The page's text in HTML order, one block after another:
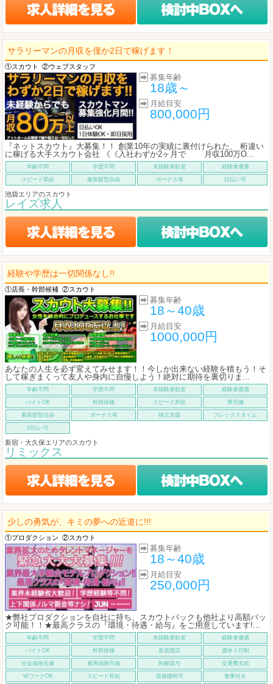
サラリーマンの月収を僅か2日で稼げます！
①スカウト ②ウェブスタッフ
募集年齢
18歳～
月給目安
800,000円
『ネットスカウト』大募集！！ 創業10年の実績に裏付けられた、 桁違い
に稼げる大手スカウト会社 《《入社わずか2ヶ月で 月収100万O...
年齢不問 学歴不問 未経験者歓迎 経験者優遇
スピード昇給 服装髪型自由 ボーナス有 日払い可
池袋エリアのスカウト
レイズ求人
経験や学歴は一切関係なし!!
①店長・幹部候補 ②スカウト
募集年齢
18～40歳
月給目安
1000,000円
あなたの人生を必ず変えてみせます！！今しか出来ない経験を積もう！そ
して稼ぎまくって友人や身内に自慢しよう！絶対に期待を裏切りま...
年齢不問 学歴不問 未経験者歓迎 経験者優遇
バイトOK 幹部候補 スピード昇給 寮完備
服装髪型自由 ボーナス有 独立支援 フレックスタイム
日払い可
新宿・大久保エリアのスカウト
リミックス
少しの勇気が、キミの夢への近道に!!!
①プロダクション ②スカウト
募集年齢
18～40歳
月給目安
250,000円
★弊社プロダクションを自社に持ち、スカウトバックも他社より高額バッ
ク可能！！★最高クラスの『環境・待遇・給与』をご用意しています!...
年齢不問 学歴不問 未経験者歓迎 経験者優遇
バイトOK 幹部候補 新規開店 週休２日制
社会保険完備 雇用保険完備 制服貸与 交通費支給
WワークOK スピード昇給 面接随時可 食事付き